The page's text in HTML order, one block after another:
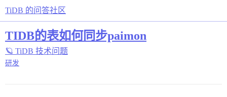
TiDB 的问答社区
TIDB的表如何同步paimon
🪐 TiDB 技术问题
研发